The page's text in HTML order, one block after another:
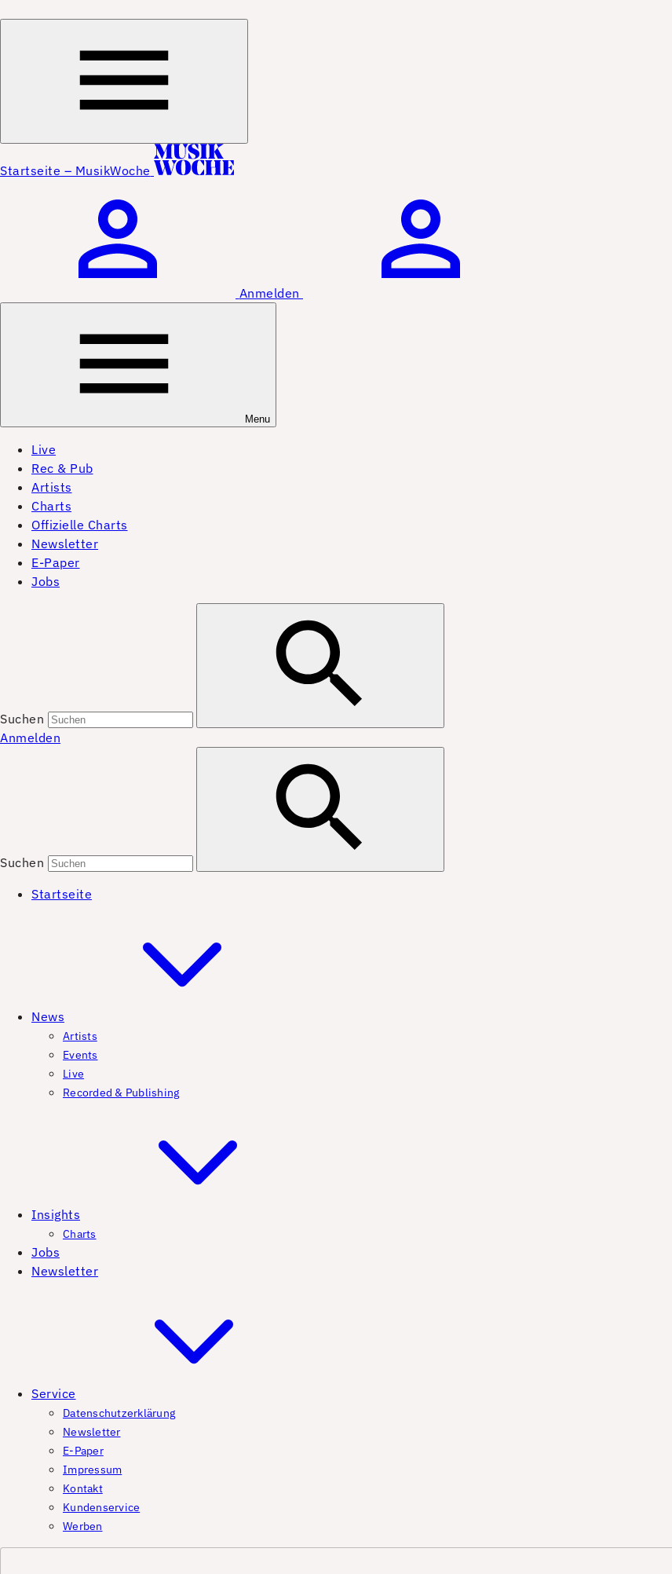
Startseite – MusikWoche
Anmelden
Menu
Live
Rec & Pub
Artists
Charts
Offizielle Charts
Newsletter
E-Paper
Jobs
Suchen
Anmelden
Suchen
Startseite
News
Artists
Events
Live
Recorded & Publishing
Insights
Charts
Jobs
Newsletter
Service
Datenschutzerklärung
Newsletter
E-Paper
Impressum
Kontakt
Kundenservice
Werben